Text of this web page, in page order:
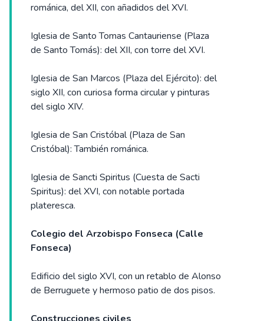
románica, del XII, con añadidos del XVI.
Iglesia de Santo Tomas Cantauriense (Plaza
de Santo Tomás): del XII, con torre del XVI.
Iglesia de San Marcos (Plaza del Ejército): del
siglo XII, con curiosa forma circular y pinturas
del siglo XIV.
Iglesia de San Cristóbal (Plaza de San
Cristóbal): También románica.
Iglesia de Sancti Spiritus (Cuesta de Sacti
Spiritus): del XVI, con notable portada
plateresca.
Colegio del Arzobispo Fonseca (Calle
Fonseca)
Edificio del siglo XVI, con un retablo de Alonso
de Berruguete y hermoso patio de dos pisos.